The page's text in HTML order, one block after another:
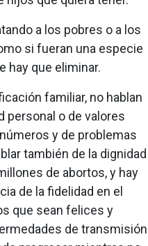
a los pobres o a los
si fueran una especie
hay que eliminar.
familiar, no hablan
personal o de valores
y de problemas
también de la dignidad
de abortos, y hay
de la fidelidad en el
que sean felices y
de transmisión